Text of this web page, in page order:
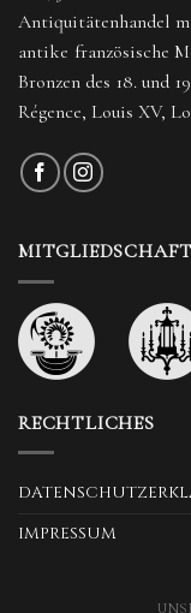
Antiquitätenhandel
antike französische
Bronzen des 18. und
Régence, Louis XV,
RECHTLICHES
IMPRESSUM